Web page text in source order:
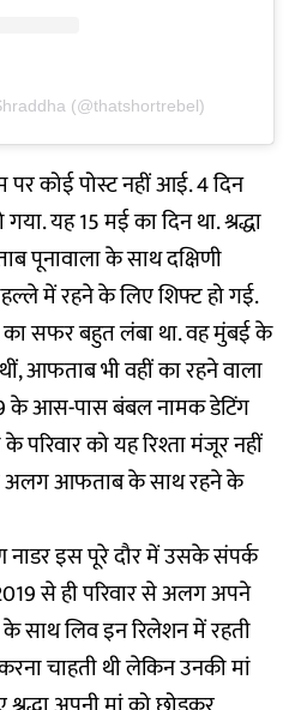
(@thatshortrebel)
पर कोई पोस्ट नहीं आई. 4 दिन
यह 15 मई का दिन था. श्रद्धा
पूनावाला के साथ दक्षिणी
में रहने के लिए शिफ्ट हो गई.
का सफर बहुत लंबा था. वह मुंबई के
आफताब भी वहीं का रहने वाला
के आस-पास बंबल नामक डेटिंग
परिवार को यह रिश्ता मंजूर नहीं
से अलग आफताब के साथ रहने के
नाडर इस पूरे दौर में उसके संपर्क
2019 से ही परिवार से अलग अपने
साथ लिव इन रिलेशन में रहती
चाहती थी लेकिन उनकी मां